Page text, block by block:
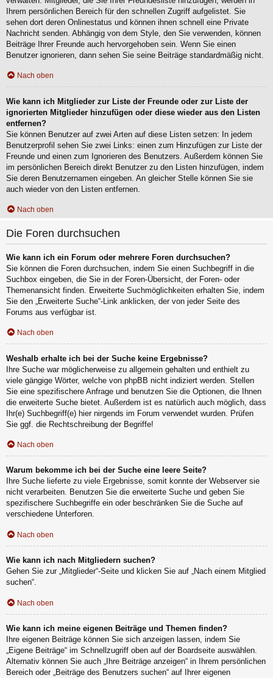
Ihrem persönlichen Bereich für den schnellen Zugriff aufgelistet. Sie
sehen dort deren Onlinestatus und können ihnen schnell eine Private
Nachricht senden. Abhängig von dem Style, den Sie verwenden, können
Beiträge Ihrer Freunde auch hervorgehoben sein. Wenn Sie einen
Benutzer ignorieren, dann sehen Sie seine Beiträge standardmäßig nicht.
Nach oben
Wie kann ich Mitglieder zur Liste der Freunde oder zur Liste der
ignorierten Mitglieder hinzufügen oder diese wieder aus den Listen
entfernen?
Sie können Benutzer auf zwei Arten auf diese Listen setzen: In jedem
Benutzerprofil sehen Sie zwei Links: einen zum Hinzufügen zur Liste der
Freunde und einen zum Ignorieren des Benutzers. Außerdem können Sie
im persönlichen Bereich direkt Benutzer zu den Listen hinzufügen, indem
Sie deren Benutzernamen eingeben. An gleicher Stelle können Sie sie
auch wieder von den Listen entfernen.
Nach oben
Die Foren durchsuchen
Wie kann ich ein Forum oder mehrere Foren durchsuchen?
Sie können die Foren durchsuchen, indem Sie einen Suchbegriff in die
Suchbox eingeben, die Sie in der Foren-Übersicht, der Foren- oder
Themenansicht finden. Erweiterte Suchmöglichkeiten erhalten Sie, indem
Sie den „Erweiterte Suche“-Link anklicken, der von jeder Seite des
Forums aus verfügbar ist.
Nach oben
Weshalb erhalte ich bei der Suche keine Ergebnisse?
Ihre Suche war möglicherweise zu allgemein gehalten und enthielt zu
viele gängige Wörter, welche von phpBB nicht indiziert werden. Stellen
Sie eine spezifischere Anfrage und benutzen Sie die Optionen, die Ihnen
die erweiterte Suche bietet. Außerdem ist es natürlich auch möglich, dass
Ihr(e) Suchbegriff(e) hier nirgends im Forum verwendet wurden. Prüfen
Sie ggf. die Rechtschreibung der Begriffe!
Nach oben
Warum bekomme ich bei der Suche eine leere Seite?
Ihre Suche lieferte zu viele Ergebnisse, somit konnte der Webserver sie
nicht verarbeiten. Benutzen Sie die erweiterte Suche und geben Sie
spezifischere Suchbegriffe ein oder beschränken Sie die Suche auf
verschiedene Unterforen.
Nach oben
Wie kann ich nach Mitgliedern suchen?
Gehen Sie zur „Mitglieder“-Seite und klicken Sie auf „Nach einem Mitglied
suchen“.
Nach oben
Wie kann ich meine eigenen Beiträge und Themen finden?
Ihre eigenen Beiträge können Sie sich anzeigen lassen, indem Sie
„Eigene Beiträge“ im Schnellzugriff oben auf der Boardseite auswählen.
Alternativ können Sie auch „Ihre Beiträge anzeigen“ in Ihrem persönlichen
Bereich oder „Beiträge des Benutzers suchen“ auf Ihrer eigenen